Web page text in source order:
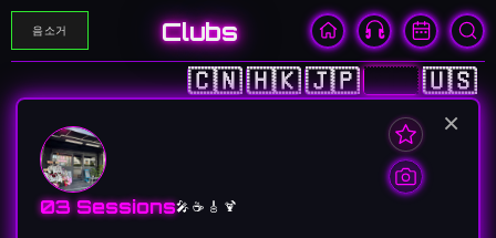
음소거 Clubs
🇨🇳🇭🇰🇯🇵🇰🇷🇺🇸
×
03 Sessions🎤 ☕️ 🎸 🍹